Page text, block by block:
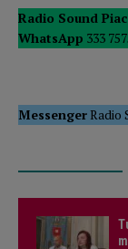
Radio Sound
WhatsApp 333
MessengerRadio